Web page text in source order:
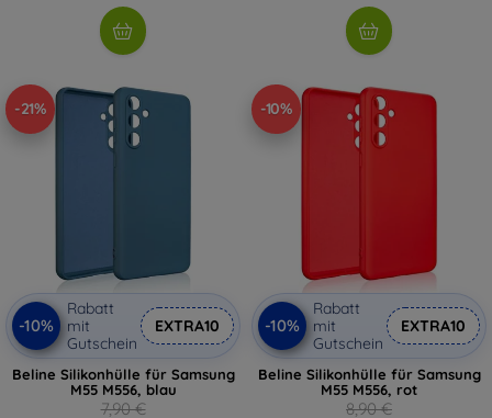
-21%
-10%
Rabatt
mit
Gutschein
EXTRA10
Beline Silikonhülle für Samsung
M55 M556, blau
7,90 €
-10%
-10%
Rabatt
mit
Gutschein
EXTRA10
Beline Silikonhülle für Samsung
M55 M556, rot
8,90 €